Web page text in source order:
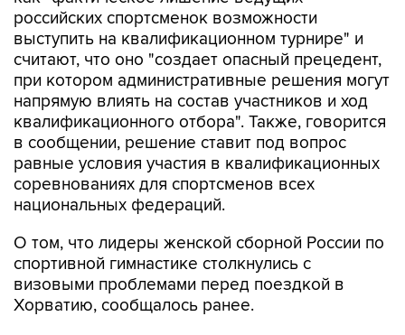
считают, что оно "создает опасный прецедент,
при котором административные решения могут
напрямую влиять на состав участников и ход
квалификационного отбора". Также, говорится
в сообщении, решение ставит под вопрос
равные условия участия в квалификационных
соревнованиях для спортсменов всех
национальных федераций.
О том, что лидеры женской сборной России по
визовыми проблемами перед поездкой в
Хорватию, сообщалось ранее.
ЧЕ в Загребе пройдет с 13 по 23 августа и